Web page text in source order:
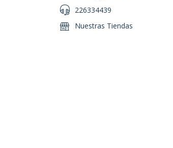
226334439
Nuestras Tiendas